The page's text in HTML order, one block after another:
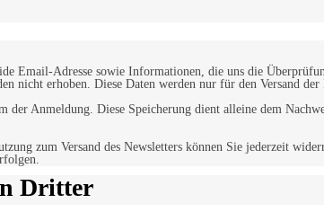
Email-Adresse sowie Informationen, die uns die
nicht erhoben. Diese Daten werden nur für den Versand
Anmeldung. Diese Speicherung dient alleine dem
zum Versand des Newsletters können Sie jederzeit
Dritter